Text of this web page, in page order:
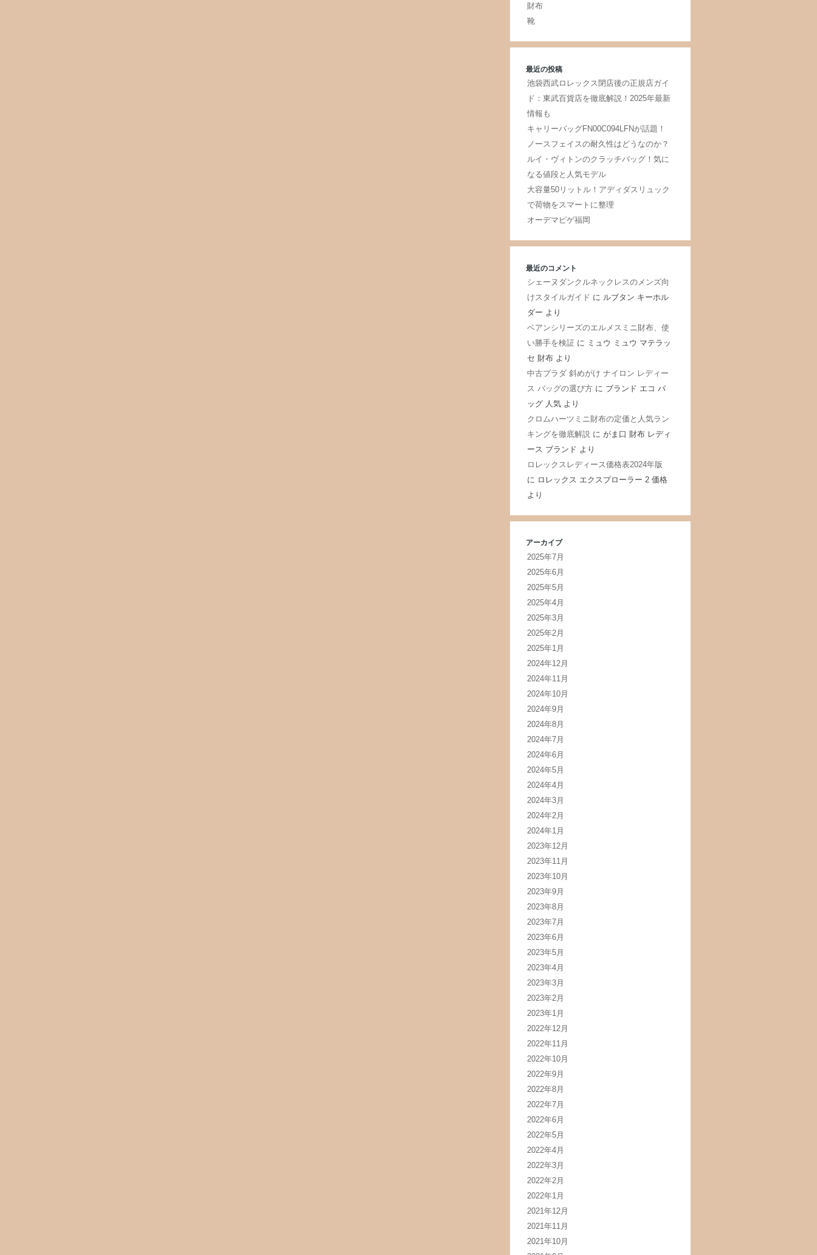
財布
靴
最近の投稿
池袋西武ロレックス閉店後の正規店ガイ
ド：東武百貨店を徹底解説！2025年最新
情報も
キャリーバッグFN00C094LFNが話題！
ノースフェイスの耐久性はどうなのか？
ルイ・ヴィトンのクラッチバッグ！気に
なる値段と人気モデル
大容量50リットル！アディダスリュック
で荷物をスマートに整理
オーデマピゲ福岡
最近のコメント
シェーヌダンクルネックレスのメンズ向
けスタイルガイド に ルブタン キーホル
ダー より
ベアンシリーズのエルメスミニ財布、使
い勝手を検証 に ミュウ ミュウ マテラッ
セ 財布 より
中古プラダ 斜めがけ ナイロン レディー
ス バッグの選び方 に ブランド エコ バ
ッグ 人気 より
クロムハーツミニ財布の定価と人気ラン
キングを徹底解説 にがま口 財布 レディ
ース ブランド より
ロレックスレディース価格表2024年版
に ロレックス エクスプローラー 2 価格
より
アーカイブ
2025年7月
2025年6月
2025年5月
2025年4月
2025年3月
2025年2月
2025年1月
2024年12月
2024年11月
2024年10月
2024年9月
2024年8月
2024年7月
2024年6月
2024年5月
2024年4月
2024年3月
2024年2月
2024年1月
2023年12月
2023年11月
2023年10月
2023年9月
2023年8月
2023年7月
2023年6月
2023年5月
2023年4月
2023年3月
2023年2月
2023年1月
2022年12月
2022年11月
2022年10月
2022年9月
2022年8月
2022年7月
2022年6月
2022年5月
2022年4月
2022年3月
2022年2月
2022年1月
2021年12月
2021年11月
2021年10月